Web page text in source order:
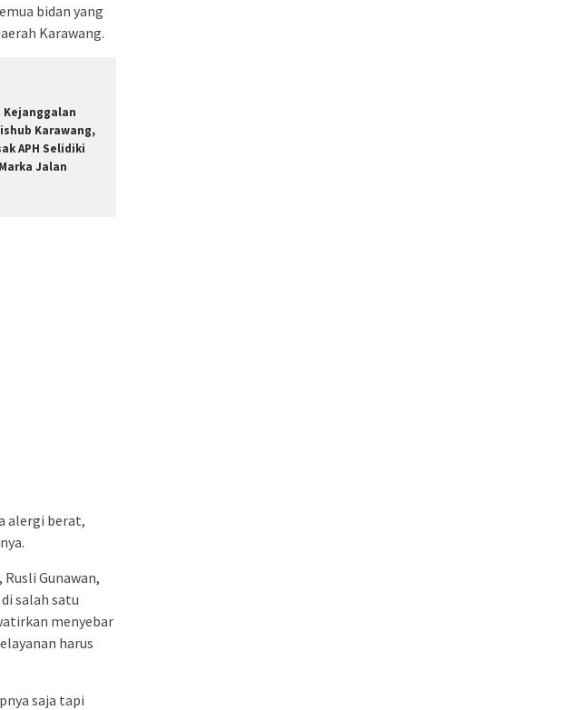
bidan yang
Karawang.
Kejanggalan
Karawang,
APH Selidiki
Jalan
alergi berat,
Gunawan,
salah satu
menyebar
harus
saja tapi